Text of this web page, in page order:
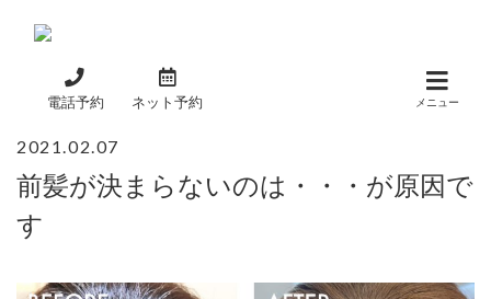
電話予約 ネット予約 メニュー
2021.02.07
前髪が決まらないのは・・・が原因で
す